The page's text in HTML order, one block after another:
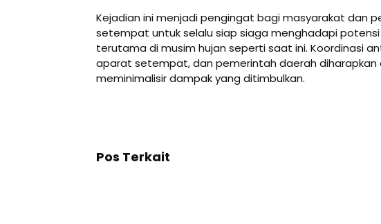
Kejadian ini menjadi pengingat bagi masyarakat dan
setempat untuk selalu siap siaga menghadapi
terutama di musim hujan seperti saat ini. Koordinasi
aparat setempat, dan pemerintah daerah diharapkan
meminimalisir dampak yang ditimbulkan.
Pos Terkait